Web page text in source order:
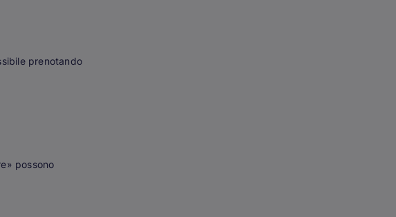
prenotando
possono